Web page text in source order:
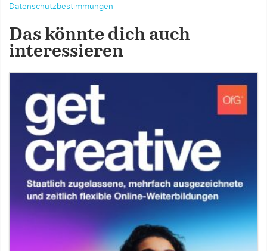
Datenschutzbestimmungen
Das könnte dich auch
interessieren